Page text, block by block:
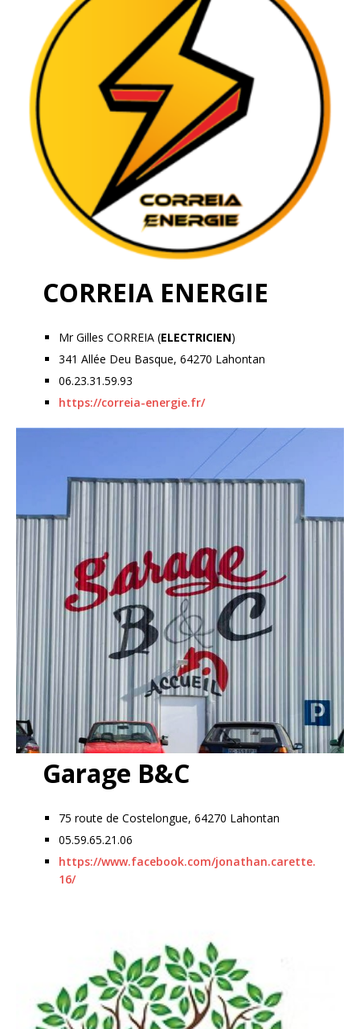
CORREIA ENERGIE
Mr Gilles CORREIA (ELECTRICIEN)
341 Allée Deu Basque, 64270 Lahontan
06.23.31.59.93
https://correia-energie.fr/
Garage B&C
75 route de Costelongue, 64270 Lahontan
05.59.65.21.06
https://www.facebook.com/jonathan.carette.
16/